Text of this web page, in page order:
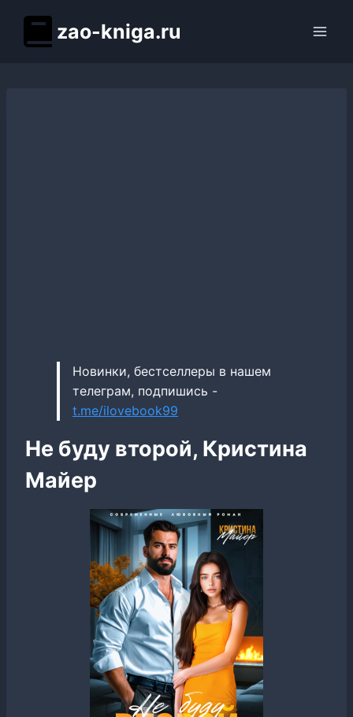
содержимому
zao-kniga.ru
Новинки, бестселлеры в нашем
телеграм, подпишись -
t.me/ilovebook99
Не буду второй, Кристина
Майер